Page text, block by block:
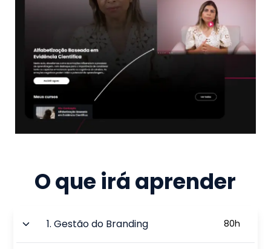
O que irá aprender
1.Gestão do Branding 80h